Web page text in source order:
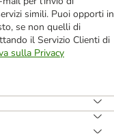
simili. Puoi opporti in
se non quelli di
il Servizio Clienti di
sulla Privacy